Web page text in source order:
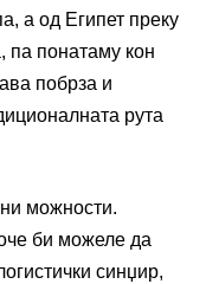
а од Египет преку
, па понатаму кон
побрза и
рута
можности.
би можеле да
синџир,